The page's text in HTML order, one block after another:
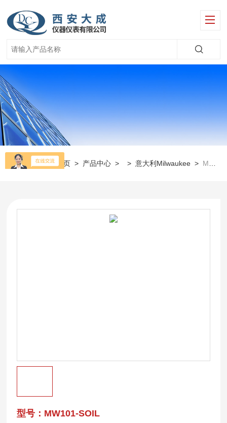
当前位置： 首页 > 产品中心 > >意大利Milwaukee > MW101-SOIL土壤PH计
型号：MW101-SOIL